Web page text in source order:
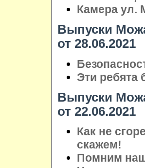
Камера ул.
Выпуски
от 28.06.2021
Эти ребята
Выпуски
от 22.06.2021
Как не
скажем!
Помним